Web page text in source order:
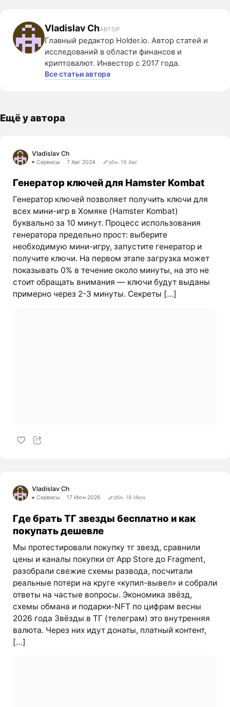
Vladislav ChАВТОР
Главный редактор Holder.io. Автор статей и
исследований в области финансов и
криптовалют. Инвестор с 2017 года.
Все статьи автора
Ещё у автора
Vladislav Ch
Сервисы 7 Авг 2024 обн. 19 Авг
Генератор ключей для Hamster Kombat
Генератор ключей позволяет получить ключи для
всех мини-игр в Хомяке (Hamster Kombat)
буквально за 10 минут. Процесс использования
генератора предельно прост: выберите
необходимую мини-игру, запустите генератор и
получите ключи. На первом этапе загрузка может
показывать 0% в течение около минуты, на это не
стоит обращать внимания — ключи будут выданы
примерно через 2-3 минуты. Секреты […]
Vladislav Ch
Сервисы 17 Июн 2026 обн. 18 Июн
Где брать ТГ звезды бесплатно и как
покупать дешевле
Мы протестировали покупку тг звезд, сравнили
цены и каналы покупки от App Store до Fragment,
разобрали свежие схемы развода, посчитали
реальные потери на круге «купил-вывел» и собрали
ответы на частые вопросы. Экономика звёзд,
схемы обмана и подарки-NFT по цифрам весны
2026 года Звёзды в ТГ (телеграм) это внутренняя
валюта. Через них идут донаты, платный контент,
[…]